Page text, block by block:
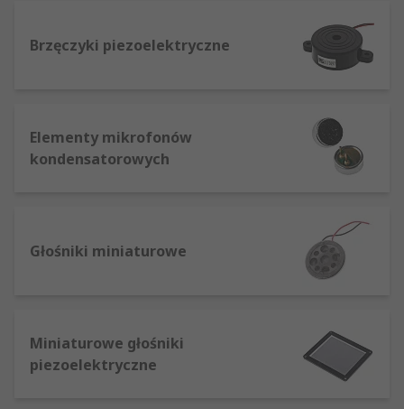
uzyskania pomocy. Odwiedź również nasz Portal
www.rspoland.com/elektronika,
Brzęczyki piezoelektryczne
Elementy mikrofonów
kondensatorowych
Głośniki miniaturowe
Miniaturowe głośniki
piezoelektryczne